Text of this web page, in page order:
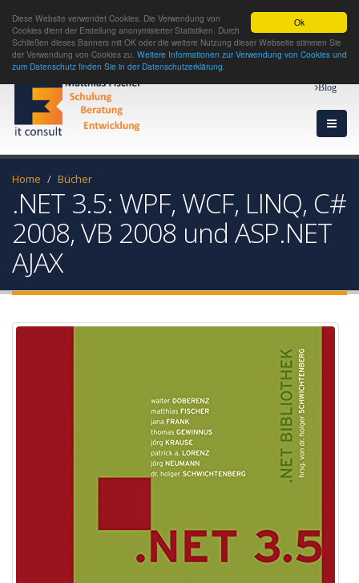
Ok
Diese Website verwendet Cookies. Die Verwendung von
Cookies dient der Erstellung anonymisierter Statistiken. Durch
Schließen dieses Banners mit OK oder die weitere Nutzung dieser Webseite stimmen Sie
der Verwendung von Cookies zu. Weitere Informationen zur Verwendung von Cookies und
zum Datenschutz finden Sie in der Datenschutzerklärung.
Blog
Home Bücher
.NET 3.5: WPF, WCF, LINQ, C#
2008, VB 2008 und ASP.NET
AJAX